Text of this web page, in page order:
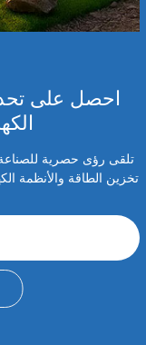
احصل على
تلقى رؤى حصرية
تخزين الطاقة والأنظمة